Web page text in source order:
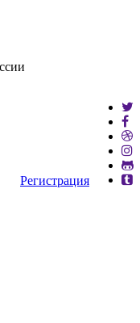
Регистрация